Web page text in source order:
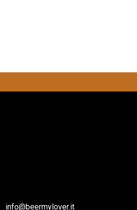
info@beermylover.it